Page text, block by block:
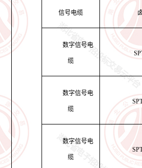
信号电缆
数字信号电
缆
数字信号电
缆
数字信号电
缆